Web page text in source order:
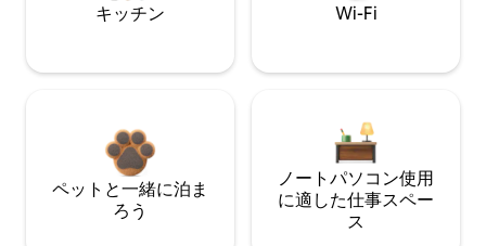
キッチン Wi-Fi
ペットと一緒に泊ま
ろう
ノートパソコン使用
に適した仕事スペー
ス